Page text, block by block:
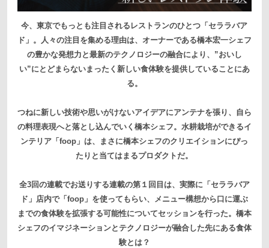
今、東京でもっとも注目されるレストランのひとつ「セララバア
ド」。
人々の注目を集める理由は、オーナーである橋本宏一シェフ
の豊かな発想力と最新のテクノロジーの融合により、 ”おいし
い”にとどまらないまったく新しい食体験を提供していることにあ
る。
つねに新しい技術や思いがけないアイデアにアンテナを張り、自ら
の料理表現へと落とし込んでいく橋本シェフ。 水耕栽培ができるイ
ンテリア「foop」は、まさに橋本シェフのクリエイションにぴっ
たりと当てはまるプロダクトだ。
全3回の連載でお送りする連載の第１回目は、 実際に「セララバア
ド」店内で「foop」を使ってもらい、
メニュー構想から口に運ぶ
までの食体験を拡張する可能性についてセッションを行った。 橋本
シェフのイマジネーションとテクノロジーが融合した先にある食体
験とは？